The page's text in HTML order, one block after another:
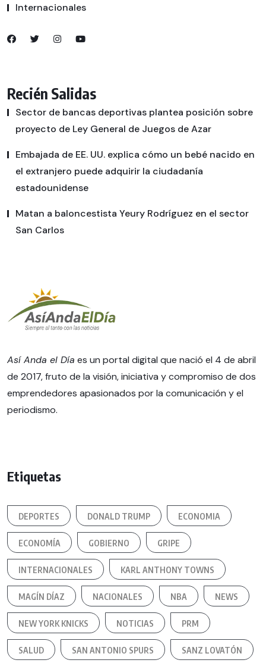
Internacionales
Recién Salidas
Sector de bancas deportivas plantea posición sobre
proyecto de Ley General de Juegos de Azar
Embajada de EE. UU. explica cómo un bebé nacido en
el extranjero puede adquirir la ciudadanía
estadounidense
Matan a baloncestista Yeury Rodríguez en el sector
San Carlos
Así Anda el Día es un portal digital que nació el 4 de abril
de 2017, fruto de la visión, iniciativa y compromiso de dos
emprendedores apasionados por la comunicación y el
periodismo.
Etiquetas
DEPORTES DONALD TRUMP ECONOMIA
ECONOMÍA GOBIERNO GRIPE
INTERNACIONALES KARL ANTHONY TOWNS
MAGÍN DÍAZ NACIONALES NBA NEWS
NEW YORK KNICKS NOTICIAS PRM
SALUD SAN ANTONIO SPURS SANZ LOVATÓN